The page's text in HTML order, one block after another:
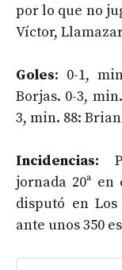
por lo que no
Víctor,
Goles: 0-1,
Borjas. 0-3,
3, min. 88:
Incidencias:
jornada 20ª
disputó en
ante unos 350